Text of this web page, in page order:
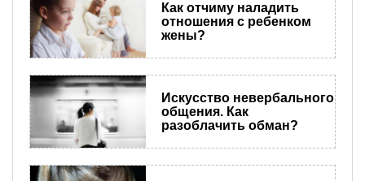
Как отчиму наладить
отношения с ребенком
жены?
Искусство невербального
общения. Как
разоблачить обман?